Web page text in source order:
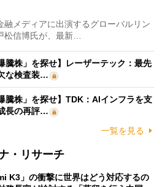
メディアに出演するグローバルリン
松信博氏が、最新…
騰株」を探せ】レーザーテック：最先
な検査装…
騰株」を探せ】TDK：AIインフラを支
長の再評…
一覧を見る
・リサーチ
K3」の衝撃に世界はどう対応するの